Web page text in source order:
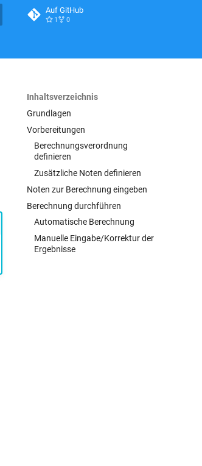
Auf GitHub
1 0
Inhaltsverzeichnis
Grundlagen
Vorbereitungen
Berechnungsverordnung
definieren
Zusätzliche Noten definieren
Noten zur Berechnung eingeben
Berechnung durchführen
Automatische Berechnung
Manuelle Eingabe/Korrektur der
Ergebnisse